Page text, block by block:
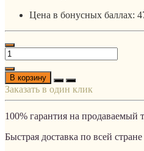
Цена в бонусных баллах:
В корзину
Заказать в один клик
100% гарантия на продаваемый
Быстрая доставка по всей стране